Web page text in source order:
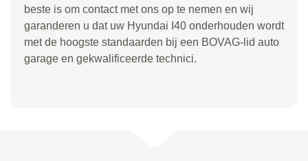
beste is om contact met ons op te nemen en wij
garanderen u dat uw Hyundai I40 onderhouden wordt
met de hoogste standaarden bij een BOVAG-lid auto
garage en gekwalificeerde technici.